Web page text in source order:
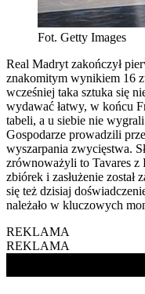
Fot. Getty Images
Real Madryt zakończył
znakomitym wynikiem 16
wcześniej taka sztuka się
wydawać łatwy, w końcu
tabeli, a u siebie nie
Gospodarze prowadzili
wyszarpania zwycięstwa.
zrównoważyli to Tavares z
zbiórek i zasłużenie został
się też dzisiaj
należało w kluczowych
REKLAMA
REKLAMA